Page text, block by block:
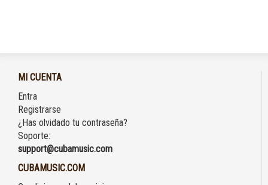
MI CUENTA
Entra
Registrarse
¿Has olvidado tu contraseña?
Soporte:
support@cubamusic.com
CUBAMUSIC.COM